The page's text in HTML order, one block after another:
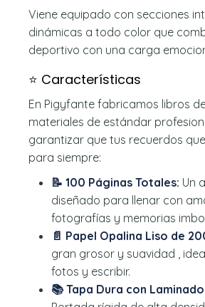
Viene equipado con secciones
dinámicas a todo color que
deportivo con una carga
⭐ Características
En Pigyfante fabricamos libros
materiales de estándar
garantizar que tus recuerdos
para siempre:
📝 100 Páginas Totales: Un
diseñado para llenar con
fotografías y memorias
📄 Papel Opalina Liso de
gran grosor y suavidad ,
fotos y escribir.
📚 Tapa Dura con